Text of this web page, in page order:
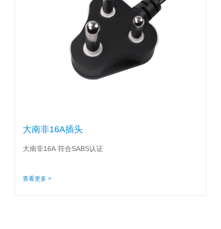
大南非16A插头
大南非16A 符合SABS认证
查看更多 >